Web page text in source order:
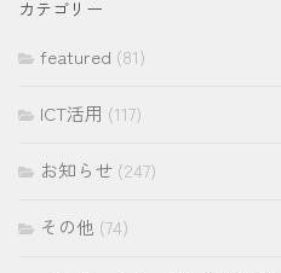
カテゴリー
featured (81)
ICT活用 (117)
お知らせ (247)
その他 (74)